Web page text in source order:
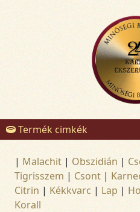
Termék cimkék
| Malachit | Obszidián |
Tigrisszem | Csont |
Citrin | Kékkvarc | Lap |
Korall